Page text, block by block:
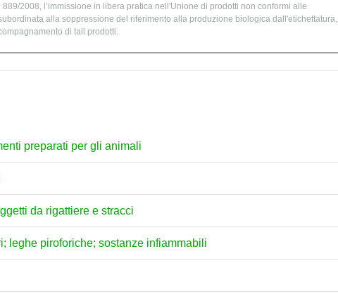
2008, l’immissione in libera pratica nell'Unione di prodotti non conformi alle
alla soppressione del riferimento alla produzione biologica dall'etichettatura,
di tali prodotti.
preparati per gli animali
da rigattiere e stracci
leghe piroforiche; sostanze infiammabili